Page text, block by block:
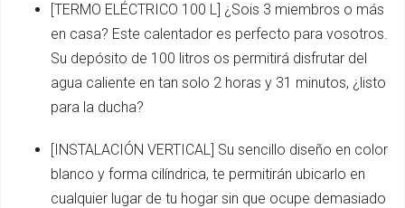
[TERMO ELÉCTRICO 100 L] ¿Sois 3 miembros o más
en casa? Este calentador es perfecto para vosotros.
Su depósito de 100 litros os permitirá disfrutar del
agua caliente en tan solo 2 horas y 31 minutos, ¿listo
para la ducha?
[INSTALACIÓN VERTICAL] Su sencillo diseño en color
blanco y forma cilíndrica, te permitirán ubicarlo en
cualquier lugar de tu hogar sin que ocupe demasiado